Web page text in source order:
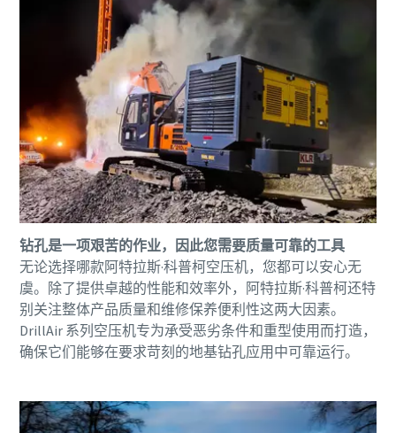
钻孔是一项艰苦的作业，因此您需要质量可靠的工具
无论选择哪款阿特拉斯·科普柯空压机，您都可以安心无
虞。除了提供卓越的性能和效率外，阿特拉斯·科普柯还特
别关注整体产品质量和维修保养便利性这两大因素。
DrillAir 系列空压机专为承受恶劣条件和重型使用而打造，
确保它们能够在要求苛刻的地基钻孔应用中可靠运行。